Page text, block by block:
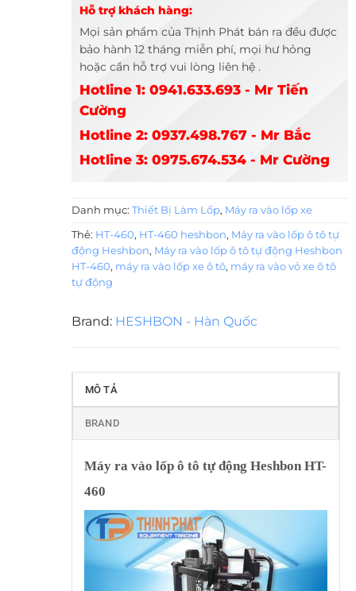
Hỗ trợ khách hàng:
Mọi sản phẩm của Thịnh Phát bán ra đều được
bảo hành 12 tháng miễn phí, mọi hư hỏng
hoặc cần hỗ trợ vui lòng liên hệ .
Hotline 1: 0941.633.693 - Mr Tiến
Cường
Hotline 2: 0937.498.767 - Mr Bắc
Hotline 3: 0975.674.534 - Mr Cường
Danh mục: Thiết Bị Làm Lốp, Máy ra vào lốp xe
Thẻ: HT-460, HT-460 heshbon, Máy ra vào lốp ô tô tự
động Heshbon, Máy ra vào lốp ô tô tự động Heshbon
HT-460, máy ra vào lốp xe ô tô, máy ra vào vỏ xe ô tô
tự động
Brand: HESHBON - Hàn Quốc
MÔ TẢ
BRAND
Máy ra vào lốp ô tô tự động Heshbon HT-
460